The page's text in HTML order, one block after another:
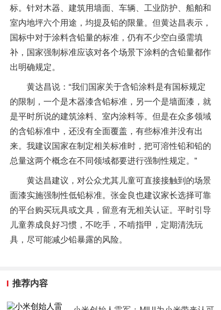
标。针对木器、建筑用墙面、车辆、工业防护、船舶和
室内地坪六个用途，均提及铅的限量。但黄达昌表示，
国标中对于涂料含铅量的标准，仍有不少空白亟需填
补，国家强制标准应该对各个场景下涂料的含铅量都作
出明确规定。
黄达昌说：“我们国家关于含铅涂料是有国标规定
的限制，一个是木器漆含铅标准，另一个是墙面漆，就
是平时所说的建筑涂料、室内涂料等。但是在众多领域
的含铅标准中，还没有全面覆盖，有些标准并没有出
来。我建议国家在制定相关标准时，把可溶性铅和铅的
总量这两个概念在不同领域都要进行强制性规定。”
黄达昌建议，对公众尤其儿童可直接接触到的场景
面漆实施强制性低铅标准。张金良也建议家长选择可靠
的平台购买玩具或文具，留意有无相关认证。平时引导
儿童养成良好习惯，不吃手，不啃指甲，定期清洗玩
具，尽可能减少铅暴露的风险。
推荐内容